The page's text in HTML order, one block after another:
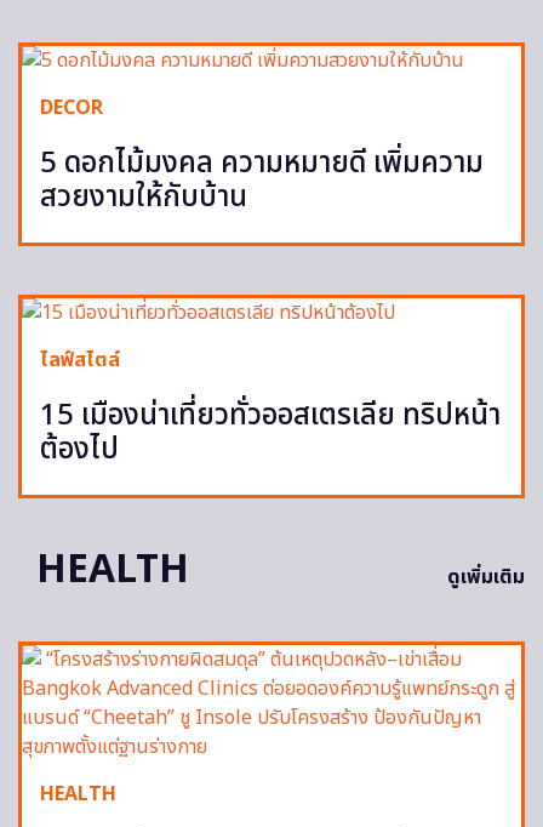
DECOR
5 ดอกไม้มงคล ความหมายดี เพิ่มความ
สวยงามให้กับบ้าน
ไลฟ์สไตล์
15 เมืองน่าเที่ยวทั่วออสเตรเลีย ทริปหน้า
ต้องไป
HEALTH ดูเพิ่มเติม
HEALTH